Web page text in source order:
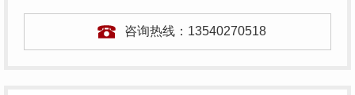
咨询热线： 13540270518